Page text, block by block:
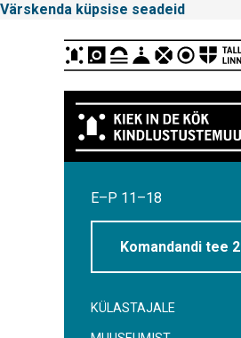
Värskenda küpsise seadeid
Linnamuuseum
E–P 11–18
Komandandi tee 2
KÜLASTAJALE